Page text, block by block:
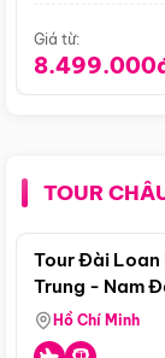
Giá từ:
TOUR
Tour Đài
Trung - Nam
Hồ Chí Minh